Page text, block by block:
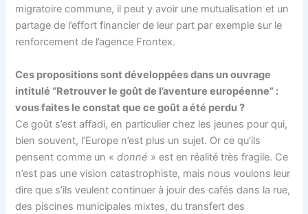
migratoire commune, il peut y avoir une mutualisation et un
partage de l’effort financier de leur part par exemple sur le
renforcement de l’agence Frontex.
Ces propositions sont développées dans un ouvrage
intitulé “Retrouver le goût de l’aventure européenne” :
vous faites le constat que ce goût a été perdu ?
Ce goût s’est affadi, en particulier chez les jeunes pour qui,
bien souvent, l’Europe n’est plus un sujet. Or ce qu’ils
pensent comme un «donné » est en réalité très fragile. Ce
n’est pas une vision catastrophiste, mais nous voulons leur
dire que s’ils veulent continuer à jouir des cafés dans la rue,
des piscines municipales mixtes, du transfert des